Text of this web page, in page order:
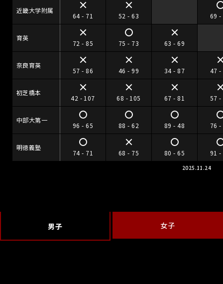
近畿大学附属
64 - 71 52 - 63 69 -
育英
72 - 85 75 - 73 63 - 69
奈良育英
57 - 86 46 - 99 34 - 87 47 -
初芝橋本
42 - 107 68 - 105 67 - 81 57 -
中部大第一
96 - 65 88 - 62 89 - 48 76
明徳義塾
74 - 71 68 - 75 80 - 65 91 -
2025.11.24
男子 女子